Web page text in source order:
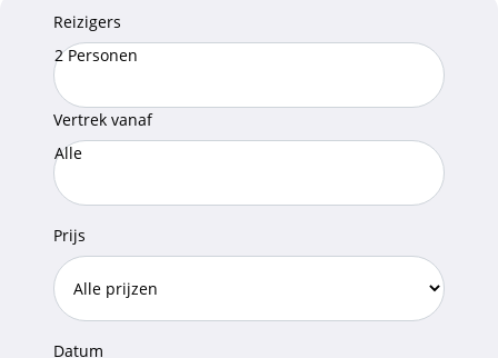
Reizigers
2 Personen
Vertrek vanaf
Alle
Prijs
Datum